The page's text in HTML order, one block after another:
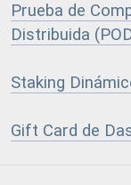
Prueba de
Distribuida
Staking
Gift Card de